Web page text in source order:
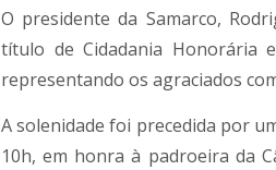
O presidente da Samarco,
título de Cidadania Honorária
representando os agraciados
A solenidade foi precedida por
10h, em honra à padroeira da